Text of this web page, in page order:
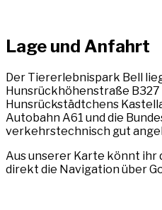
Lage und Anfahrt
Der Tiererlebnispark Bell
Hunsrückhöhenstraße B327
Hunsrückstädtchens
Autobahn A61 und die
verkehrstechnisch gut
Aus unserer Karte könnt ihr
direkt die Navigation über